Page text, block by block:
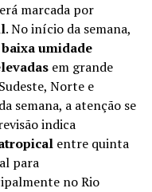
marcada por
. No início da semana,
umidade
em grande
Norte e
semana, a atenção se
indica
entre quinta
para
no Rio